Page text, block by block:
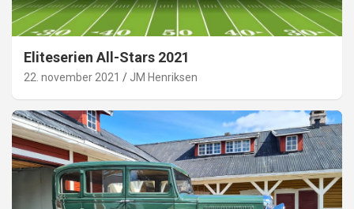
Eliteserien All-Stars 2021
22. november 2021 JM Henriksen